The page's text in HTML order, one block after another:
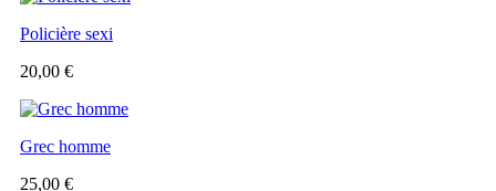
Policière sexi
20,00 €
Grec homme
25,00 €